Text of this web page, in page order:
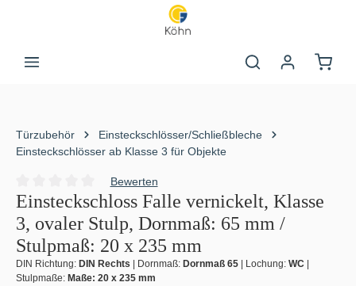
Türzubehör
Einsteckschlösser/Schließbleche
Einsteckschlösser ab Klasse 3 für Objekte
Durchschnittliche Bewertung von 0 von 5 Sternen
Bewerten
Einsteckschloss Falle vernickelt, Klasse
3, ovaler Stulp, Dornmaß: 65 mm /
Stulpmaß: 20 x 235 mm
DIN Richtung: DIN Rechts | Dornmaß: Dornmaß 65 | Lochung: WC |
Stulpmaße: Maße: 20 x 235 mm